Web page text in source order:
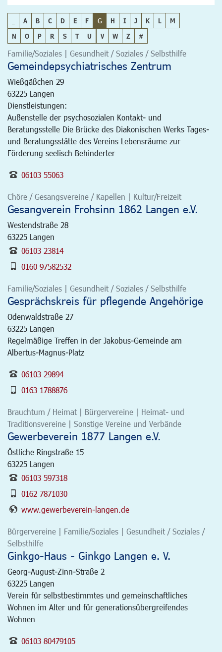
A B C D E F G H I J K L
M
N
O P R S T U V W Z #
Familie/Soziales | Gesundheit / Soziales / Selbsthilfe
Gemeindepsychiatrisches Zentrum
Wießgäßchen 29
63225 Langen
Dienstleistungen:
Außenstelle der psychosozialen Kontakt- und
Beratungsstelle Die Brücke des Diakonischen Werks Tages-
und Beratungsstätte des Vereins Lebensräume zur
Förderung seelisch Behinderter
06103 55063
Chöre / Gesangsvereine / Kapellen | Kultur/Freizeit
Gesangverein Frohsinn 1862 Langen e.V.
Westendstraße 28
63225 Langen
06103 23814
0160 97582532
Familie/Soziales | Gesundheit / Soziales / Selbsthilfe
Gesprächskreis für pflegende Angehörige
Odenwaldstraße 27
63225 Langen
Regelmäßige Treffen in der Jakobus-Gemeinde am
Albertus-Magnus-Platz
06103 29894
0163 1788876
Brauchtum / Heimat | Bürgervereine | Heimat- und
Traditionsvereine | Sonstige Vereine und Verbände
Gewerbeverein 1877 Langen e.V.
Östliche Ringstraße 15
63225 Langen
06103 597318
0162 7871030
www.gewerbeverein-langen.de
Bürgervereine | Familie/Soziales | Gesundheit / Soziales /
Selbsthilfe
Ginkgo-Haus - Ginkgo Langen e. V.
Georg-August-Zinn-Straße 2
63225 Langen
Verein für selbstbestimmtes und gemeinschaftliches
Wohnen im Alter und für generationsübergreifendes
Wohnen
06103 80479105